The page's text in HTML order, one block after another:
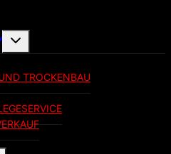
Untermenü
umschalten
TROCKENBAU